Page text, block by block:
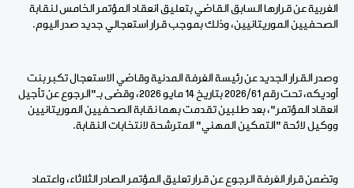
الغربية عن قرارها السابق القاضي بتعليق انعقاد المؤتمر الخامس لنقابة
الصحفيين الموريتانيين، وذلك بموجب قرار استعجالي جديد صدر اليوم.
وصدر القرار الجديد عن رئيسة الغرفة المدنية وقاضي الاستعجال تكبر بنت
أوديكه، تحت رقم 2026/61 بتاريخ 14 مايو 2026، وقضى بـ"الرجوع عن تأجيل
انعقاد المؤتمر"، بعد طلبين تقدمت بهما نقابة الصحفيين الموريتانيين
ووكيل لائحة "التمكين المهني" المترشحة لانتخابات النقابة.
وتضمن قرار الغرفة الرجوع عن قرار تعليق المؤتمر الصادر الثلاثاء، واعتماد